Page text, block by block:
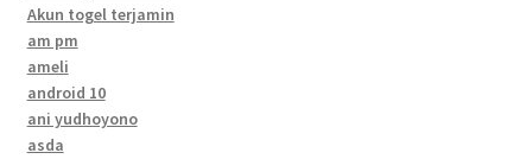
Akun togel terjamin
am pm
ameli
android 10
ani yudhoyono
asda